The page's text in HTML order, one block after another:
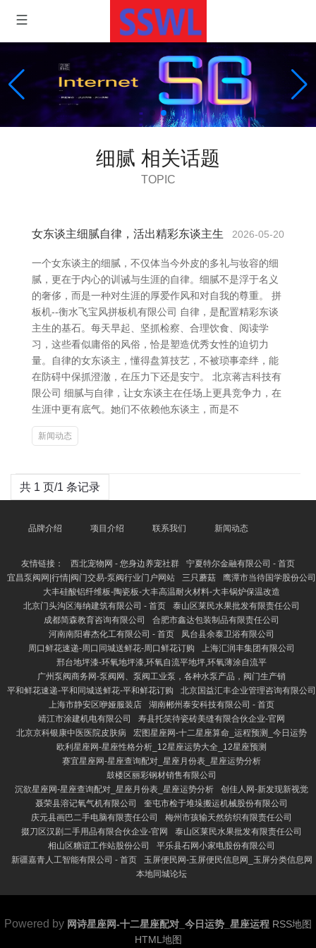
细腻 相关话题
TOPIC
女东谈主细腻自律，活出精彩东谈主生 2026-05-20
一个女东谈主的细腻，不仅体当今外皮的多礼与妆容的细
腻，更在于内心的训诫与生涯的自律。细腻不是浮于名义
的奢侈，而是一种对生涯的厚爱作风和对自我的尊重。 拼
板机--衡水飞宝风拼板机有限公司 自律，是配置精彩东谈
主生的基石。每天早起、坚抓检察、合理饮食、阅读学
习，这些看似庸俗的风俗，恰是塑造优秀女性的迫切力
量。自律的女东谈主，懂得盘算技艺，不被琐事牵绊，能
在防碍中保抓澄澈，在压力下还是安宁。 北京蒋吉科技有
限公司 细腻与自律，让女东谈主在任场上更具竞争力，在
生涯中更有底气。她们不依赖他东谈主，而是不
新闻动态
共 1 页/1 条记录
品牌介绍 项目介绍 联系我们 新闻动态
友情链接： 西北宠物网 - 您身边养宠社群
宁夏特尔金融有限公司 - 首页
宜昌泵阀网|行情|阀门交易-泵阀行业门户网站
三只蘑菇
鹰潭市当待国学股份公司
大丰硅酸铝纤维板-陶瓷板-大丰高温耐火材料-大丰锅炉保温改造
北京门头沟区海纳建筑有限公司 - 首页
泰山区莱民水果批发有限责任公司
成都简森教育咨询有限公司
合肥市鑫达包装制品有限责任公司
河南南阳睿杰化工有限公司 - 首页
凤台县余泰卫浴有限公司
周口鲜花速递-周口同城送鲜花-周口鲜花订购
上海汇润丰集团有限公司
邢台地坪漆-环氧地坪漆,环氧自流平地坪,环氧薄涂自流平
广州泵阀商务网-泵阀网、泵阀工业泵，各种水泵产品，阀门生产销
平和鲜花速递-平和同城送鲜花-平和鲜花订购
北京国益汇丰企业管理咨询有限公司
上海市静安区咿娅服装店
湖南郴州泰安科技有限公司 - 首页
靖江市涂建机电有限公司
寿县托笑待瓷砖美缝有限合伙企业-官网
北京京科银康中医医院皮肤病
宏图星座网-十二星座算命_运程预测_今日运势
欧利星座网-星座性格分析_12星座运势大全_12星座预测
赛宜星座网-星座查询配对_星座月份表_星座运势分析
鼓楼区丽彩钢材销售有限公司
沉欲星座网-星座查询配对_星座月份表_星座运势分析
创佳人网-新发现新视觉
聂荣县溶记氧气机有限公司
奎屯市检于堆垛搬运机械股份有限公司
庆元县画巴二手电脑有限责任公司
梅州市孩输天然纺织有限责任公司
掇刀区汉剧二手用品有限合伙企业-官网
泰山区莱民水果批发有限责任公司
相山区糖谊工作站股份公司
平乐县石网小家电股份有限公司
新疆嘉青人工智能有限公司 - 首页
玉屏便民网-玉屏便民信息网_玉屏分类信息网
本地同城论坛
Powered by 网诗星座网-十二星座配对_今日运势_星座运程 RSS地图
HTML地图